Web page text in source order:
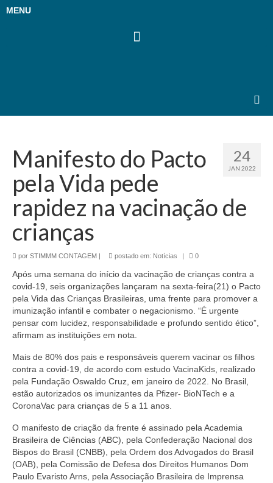
MENU
24
JAN 2022
Manifesto do Pacto
pela Vida pede
rapidez na vacinação de
crianças
por STIMMM CONTAGEM | postado em: Notícias | 0
Após uma semana do início da vacinação de crianças contra a
covid-19, seis organizações lançaram na sexta-feira(21) o Pacto
pela Vida das Crianças Brasileiras, uma frente para promover a
imunização infantil e combater o negacionismo. “É urgente
pensar com lucidez, responsabilidade e profundo sentido ético”,
afirmam as instituições em nota.
Mais de 80% dos pais e responsáveis querem vacinar os filhos
contra a covid-19, de acordo com estudo VacinaKids, realizado
pela Fundação Oswaldo Cruz, em janeiro de 2022. No Brasil,
estão autorizados os imunizantes da Pfizer- BioNTech e a
CoronaVac para crianças de 5 a 11 anos.
O manifesto de criação da frente é assinado pela Academia
Brasileira de Ciências (ABC), pela Confederação Nacional dos
Bispos do Brasil (CNBB), pela Ordem dos Advogados do Brasil
(OAB), pela Comissão de Defesa dos Direitos Humanos Dom
Paulo Evaristo Arns, pela Associação Brasileira de Imprensa